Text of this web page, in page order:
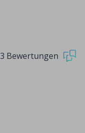
Bewertungen